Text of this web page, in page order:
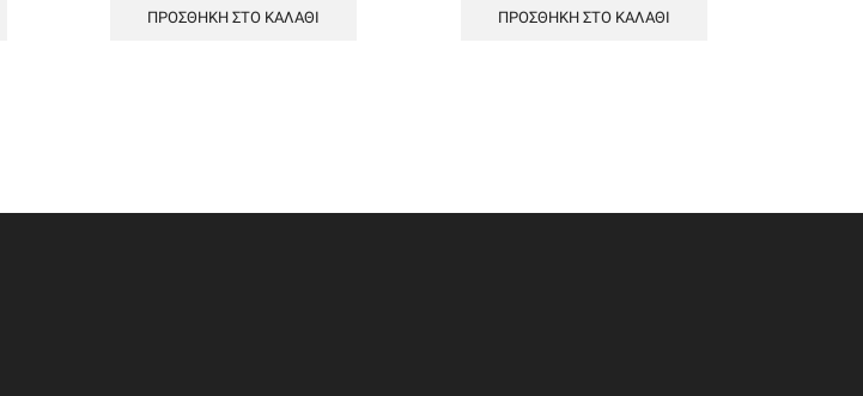
ΠΡΟΣΘΉΚΗ ΣΤΟ ΚΑΛΆΘΙ ΠΡΟΣΘΉΚΗ ΣΤΟ ΚΑΛΆΘΙ